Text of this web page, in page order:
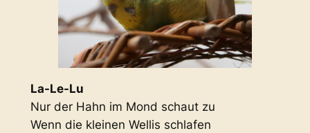
La-Le-Lu
Nur der Hahn im Mond schaut zu
Wenn die kleinen Wellis schlafen